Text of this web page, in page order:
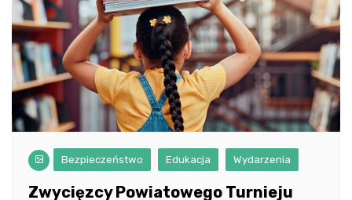
Bezpieczeństwo Edukacja Wydarzenia
Zwycięzcy Powiatowego Turnieju